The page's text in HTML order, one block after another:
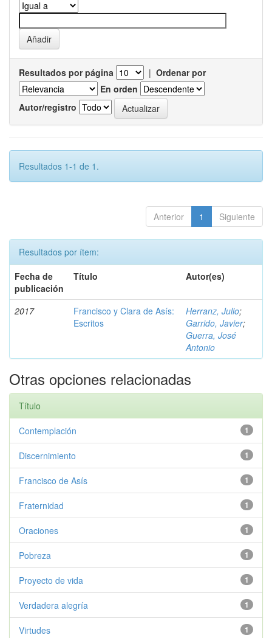
Resultados por página | Ordenar por
En orden
Autor/registro
Resultados 1-1 de 1.
Anterior 1 Siguiente
Resultados por ítem:
Fecha de
publicación
Título Autor(es)
2017
Francisco y Clara de Asís:
Escritos
Herranz, Julio;
Garrido, Javier;
Guerra, José
Antonio
Otras opciones relacionadas
Título
1
Contemplación
1
Discernimiento
1
Francisco de Asís
1
Fraternidad
1
Oraciones
1
Pobreza
1
Proyecto de vida
1
Verdadera alegría
1
Virtudes